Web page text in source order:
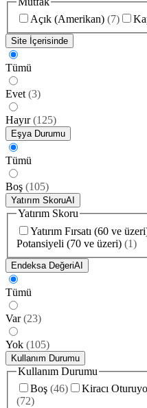
Açık (Amerikan) (7)
Site İçerisinde
Tümü
Evet (3)
Hayır (125)
Eşya Durumu
Tümü
Boş (105)
Yatırım SkoruAI
Yatırım Skoru
Yatırım Fırsatı (60 ve
Potansiyeli (70 ve üzeri) (1)
Endeksa DeğeriAI
Tümü
Var (23)
Yok (105)
Kullanım Durumu
Kullanım Durumu
Boş (46) Kiracı
(72)